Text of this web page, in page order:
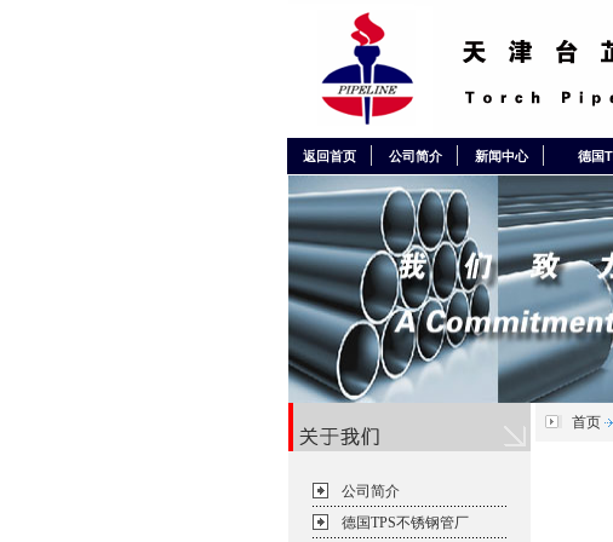
返回首页 公司简介 新闻中心 德国
公司简介
德国TPS不锈钢管厂
首页